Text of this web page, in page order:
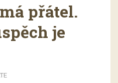
přátel.
je